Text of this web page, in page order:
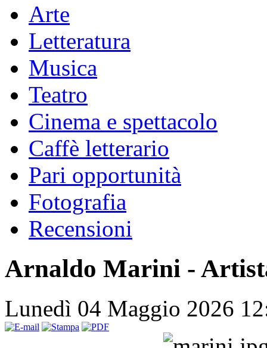
Arte
Letteratura
Musica
Teatro
Cinema e spettacolo
Caffè letterario
Pari opportunità
Fotografia
Recensioni
Arnaldo Marini -
Lunedì 04 Maggio 2026